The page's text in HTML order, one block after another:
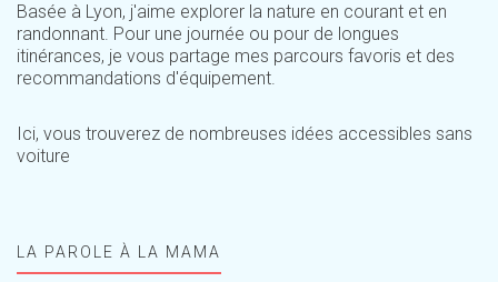
Basée à Lyon, j'aime explorer la nature en courant et en
randonnant. Pour une journée ou pour de longues
itinérances, je vous partage mes parcours favoris et des
recommandations d'équipement.
Ici, vous trouverez de nombreuses idées accessibles sans
voiture
LA PAROLE À LA MAMA